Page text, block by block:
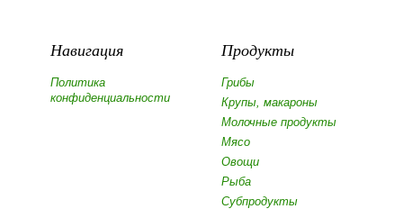
Навигация
Политика
конфиденциальности
Продукты
Грибы
Крупы, макароны
Молочные продукты
Мясо
Овощи
Рыба
Субпродукты